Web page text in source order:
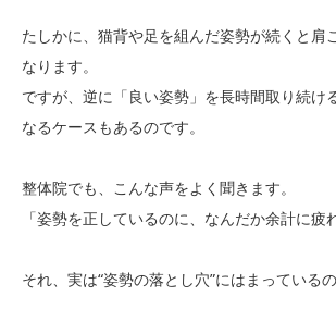
たしかに、猫背や足を組んだ姿勢が続くと肩
なります。
ですが、逆に「良い姿勢」を長時間取り続け
なるケースもあるのです。
整体院でも、こんな声をよく聞きます。
「姿勢を正しているのに、なんだか余計に疲
それ、実は“姿勢の落とし穴”にはまっている